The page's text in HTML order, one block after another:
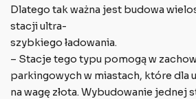
Dlatego tak ważna jest budowa
stacji ultra-
szybkiego ładowania.
– Stacje tego typu pomogą w
parkingowych w miastach, które dla
na wagę złota. Wybudowanie jednej